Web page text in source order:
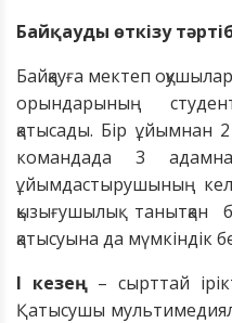
Байқауды өткізу
Байқауға мектеп
орындарының
қатысады. Бір ұйымнан
командада 3
ұйымдастырушының
қызығушылық танытқан
қатысуына да мүмкіндік
I кезең– сырттай
Қатысушы